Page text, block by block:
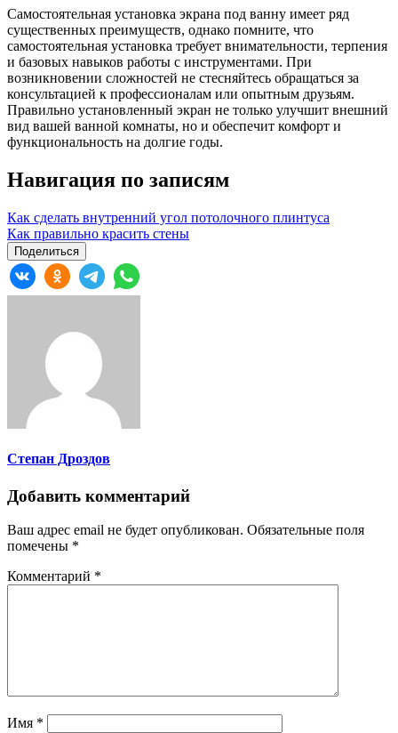
Самостоятельная установка экрана под ванну имеет ряд
существенных преимуществ, однако помните, что
самостоятельная установка требует внимательности, терпения
и базовых навыков работы с инструментами. При
возникновении сложностей не стесняйтесь обращаться за
консультацией к профессионалам или опытным друзьям.
Правильно установленный экран не только улучшит внешний
вид вашей ванной комнаты, но и обеспечит комфорт и
функциональность на долгие годы.
Навигация по записям
Как сделать внутренний угол потолочного плинтуса
Как правильно красить стены
Поделиться
Степан Дроздов
Добавить комментарий
Ваш адрес email не будет опубликован. Обязательные поля
помечены *
Комментарий *
Имя *